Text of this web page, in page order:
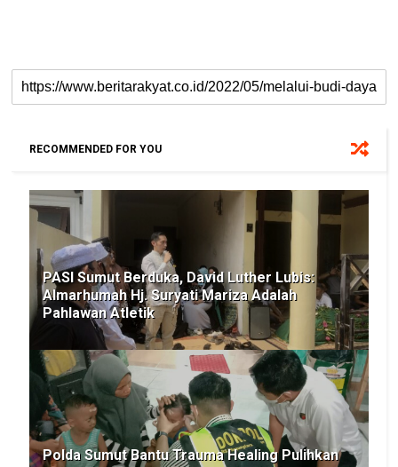
RECOMMENDED FOR YOU
PASI Sumut Berduka, David Luther Lubis:
Almarhumah Hj. Suryati Mariza Adalah
Pahlawan Atletik
Polda Sumut Bantu Trauma Healing Pulihkan